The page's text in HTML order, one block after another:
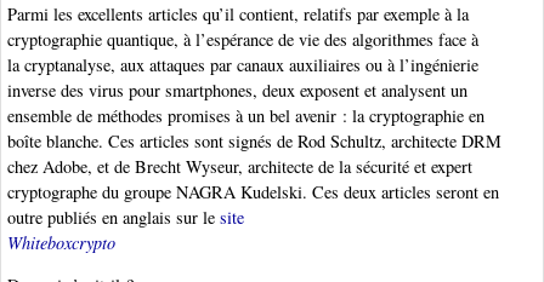
Parmi les excellents articles qu’il contient, relatifs par exemple à la
cryptographie quantique, à l’espérance de vie des algorithmes face à
la cryptanalyse, aux attaques par canaux auxiliaires ou à l’ingénierie
inverse des virus pour smartphones, deux exposent et analysent un
ensemble de méthodes promises à un bel avenir : la cryptographie en
boîte blanche. Ces articles sont signés de Rod Schultz, architecte DRM
chez Adobe, et de Brecht Wyseur, architecte de la sécurité et expert
cryptographe du groupe NAGRA Kudelski. Ces deux articles seront en
outre publiés en anglais sur le site
Whiteboxcrypto